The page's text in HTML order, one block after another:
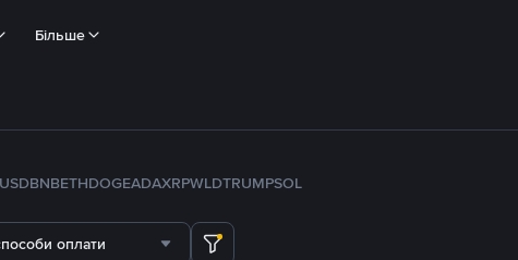
Більше
BNBETHDOGEADAXRPWLDTRUMPSOL
оплати